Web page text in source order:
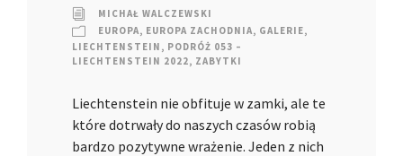
MICHAŁ WALCZEWSKI
EUROPA, EUROPA ZACHODNIA, GALERIE,
LIECHTENSTEIN , PODRÓŻ 053 –
LIECHTENSTEIN 2022, ZABYTKI
Liechtenstein nie obfituje w zamki, ale te
które dotrwały do naszych czasów robią
bardzo pozytywne wrażenie. Jeden z nich